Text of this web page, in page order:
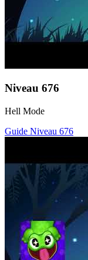
Niveau 676
Hell Mode
Guide Niveau 676